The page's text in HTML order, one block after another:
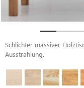
Schlichter massiver
Ausstrahlung.